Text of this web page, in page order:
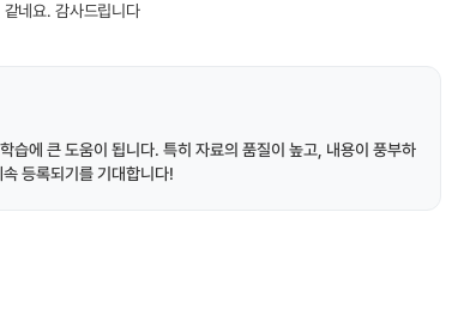
네요. 감사드립니다
습에 큰 도움이 됩니다. 특히 자료의 품질이 높고, 내용이 풍부하
등록되기를 기대합니다!